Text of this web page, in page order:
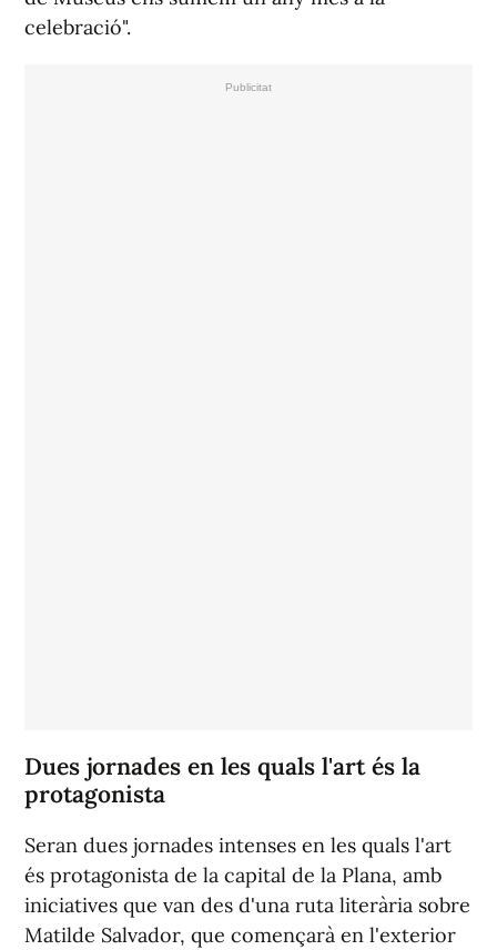
celebració".
Dues jornades en les quals l'art és la
protagonista
Seran dues jornades intenses en les quals l'art
és protagonista de la capital de la Plana, amb
iniciatives que van des d'una ruta literària sobre
Matilde Salvador, que començarà en l'exterior